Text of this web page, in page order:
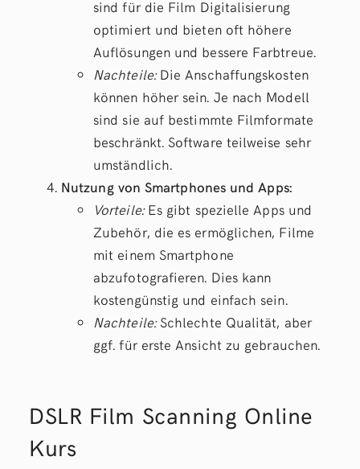
sind für die Film Digitalisierung
optimiert und bieten oft höhere
Auflösungen und bessere Farbtreue.
Nachteile:Die Anschaffungskosten
können höher sein. Je nach Modell
sind sie auf bestimmte Filmformate
beschränkt. Software teilweise sehr
umständlich.
Nutzung von Smartphones und Apps:
Vorteile:Es gibt spezielle Apps und
Zubehör, die es ermöglichen, Filme
mit einem Smartphone
abzufotografieren. Dies kann
kostengünstig und einfach sein.
Nachteile:Schlechte Qualität, aber
ggf. für erste Ansicht zu gebrauchen.
DSLR Film Scanning Online
Kurs